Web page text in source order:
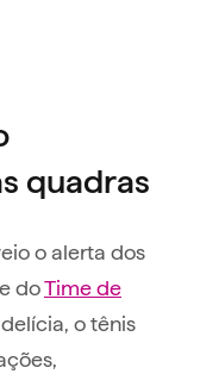
quadras
o alerta dos
doTime de
o tênis